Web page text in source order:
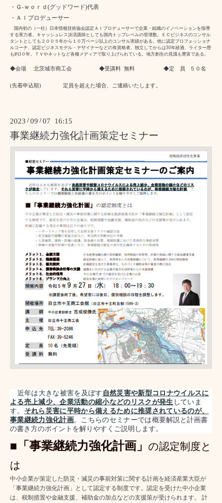
・Ｇ-ｗｏｒｄ (グッドワード)代表
・ＡＩプロデューサー
国内初の（一社）日本情報技術協会認定ＡＩプロデューサーで企業・組織のイノベーションを指導
する実力者。キャッシュレス決済講師としても国内トップレベルの登壇数。ＥＣビジネスのコンサル
タントとしても２００５年から１０万ページ以上のコンサル実績がある。他に認定プロフェッショナ
ルコーチ、認定ビジネスモデル・デザイナーなどの有資格者。独立してからは30年経過、ライター歴
も約3 ０年。ＴＶやネットなど各種メディアで取り上げられている。地方創生の見識も豊富である。
◆会場 北茨城市商工会 ◆受講料 無料 ◆定 員 ５０名
(先着申込順) 定員を超えた場合、ご連絡いたします。
2023 /09 /07 16:15
事業継続力強化計画策定セミナー
近年は大きな被害を及ぼす 自然災害や新型コロナウイルスに
よる売上減少、企業活動の縮小などのリスクが発生 していま
す。 それら災害に平時から備えるために推奨されているのが、
事業継続力強化計画。こちらのセミナーでは概要解説と計画書
の書き方のポイントを解りやすくご説明します。
■「事業継続力強化計画」 の認定制度と
は
中小企業が策定した防災・減災の事前対策に関する計画を経済産業大臣が
「事業継続力強化計画」として認定する制度です。認定を受けた中小企業
は、税制措置や金融支援、補助金の加点などの支援策が受けられます。 計